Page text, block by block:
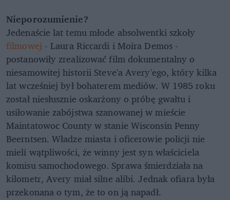
Nieporozumienie?
Jedenaście lat temu młode absolwentki szkoły
filmowej - Laura Riccardi i Moira Demos -
postanowiły zrealizować film dokumentalny o
niesamowitej historii Steve'a Avery'ego, który kilka
lat wcześniej był bohaterem mediów. W 1985 roku
został niesłusznie oskarżony o próbę gwałtu i
usiłowanie zabójstwa szanowanej w mieście
Maintatowoc County w stanie Wisconsin Penny
Beerntsen. Władze miasta i oficerowie policji nie
mieli wątpliwości, że winny jest syn właściciela
komisu samochodowego. Sprawa śmierdziała na
kilometr, Avery miał silne alibi. Jednak ofiara była
przekonana o tym, że to on ją napadł.